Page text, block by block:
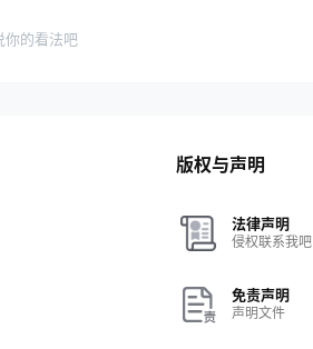
你的看法吧
版权与声明
法律声明
侵权联系我吧
免责声明
声明文件